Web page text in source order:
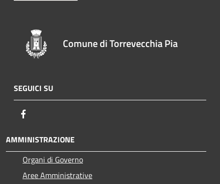
Comune di Torrevecchia Pia
SEGUICI SU
AMMINISTRAZIONE
Organi di Governo
Aree Amministrative